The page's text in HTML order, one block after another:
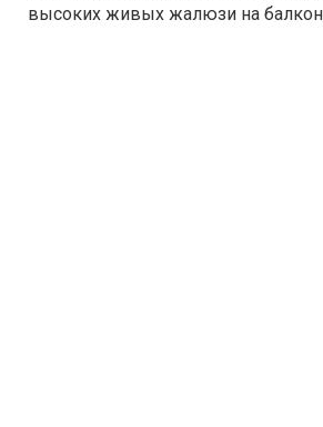
высоких живых жалюзи на